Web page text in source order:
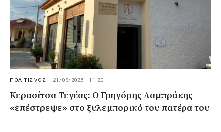
ΠΟΛΙΤΙΣΜΟΣ 21/09/2023 · 11:20
Κερασίτσα Τεγέας: Ο Γρηγόρης Λαμπράκης
«επέστρεψε» στο ξυλεμπορικό του πατέρα του